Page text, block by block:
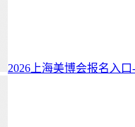
2026上海美博会报名入